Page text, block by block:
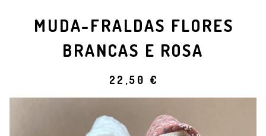
MUDA-FRALDAS FLORES
BRANCAS E ROSA
22,50 €